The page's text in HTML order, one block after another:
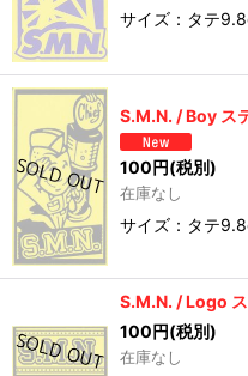
サイズ：タテ
S.M.N. / Boy ス
100円(税別)
在庫なし
サイズ：タテ
S.M.N. / Logo
100円(税別)
在庫なし